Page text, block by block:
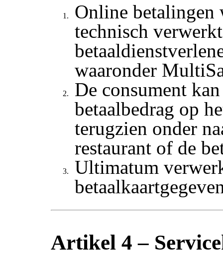
Online betalingen
technisch
waaronder
De consument
betaalbedrag op
terugzien onder
restaurant of de
Ultimatum
Artikel 4 –